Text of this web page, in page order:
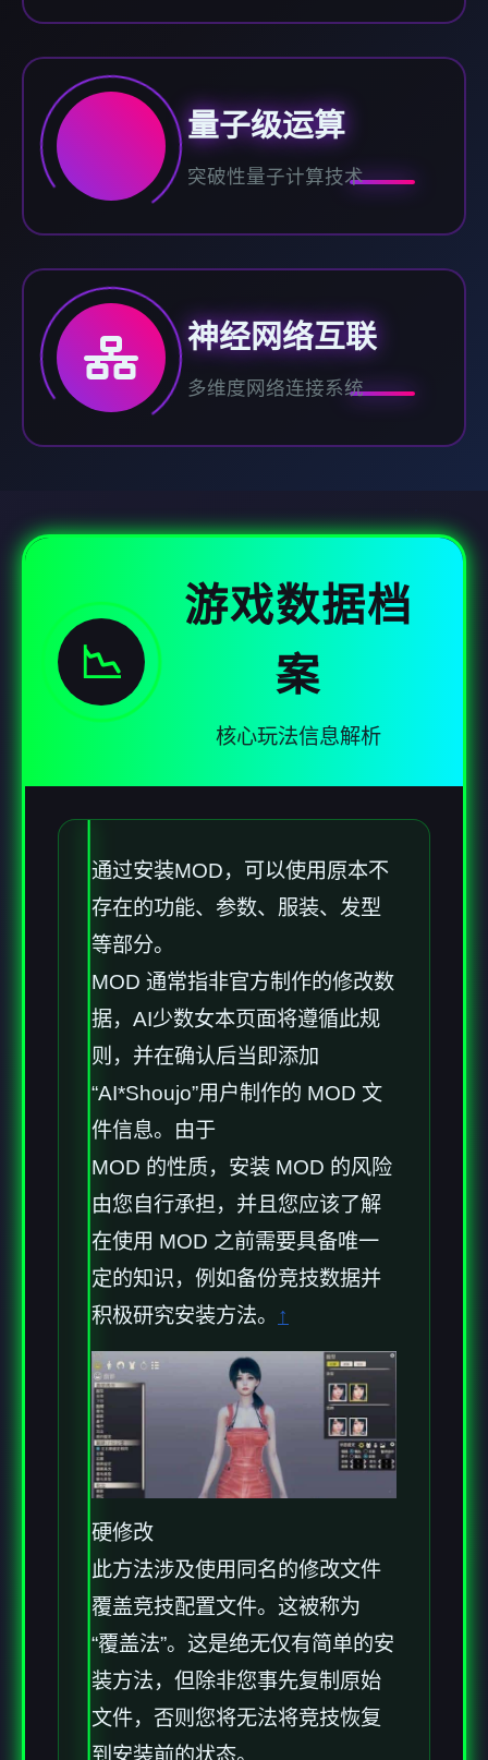
量子级运算
突破性量子计算技术
神经网络互联
多维度网络连接系统
📉
游戏数据档
案
核心玩法信息解析
通过安装MOD，可以使用原本不
存在的功能、参数、服装、发型
等部分。
MOD 通常指非官方制作的修改数
据，AI少数女本页面将遵循此规
则，并在确认后当即添加
“AI*Shoujo”用户制作的 MOD 文
件信息。由于
MOD 的性质，安装 MOD 的风险
由您自行承担，并且您应该了解
在使用 MOD 之前需要具备唯一
定的知识，例如备份竞技数据并
积极研究安装方法。 ↑
硬修改
此方法涉及使用同名的修改文件
覆盖竞技配置文件。这被称为
“覆盖法”。这是绝无仅有简单的安
装方法，但除非您事先复制原始
文件，否则您将无法将竞技恢复